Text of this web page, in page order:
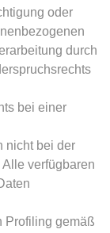
oder
durch
bei einer
nicht bei der
verfügbaren
Profiling gemäß